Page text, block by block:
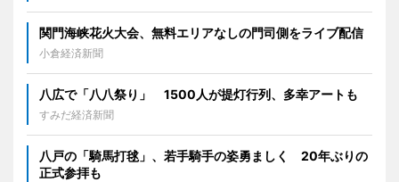
関門海峡花火大会、無料エリアなしの門司側をライブ配信
小倉経済新聞
八広で「八八祭り」 1500人が提灯行列、多幸アートも
すみだ経済新聞
八戸の「騎馬打毬」、若手騎手の姿勇ましく 20年ぶりの
正式参拝も